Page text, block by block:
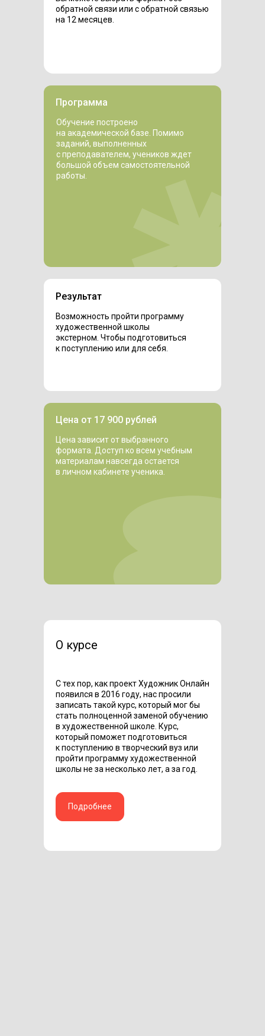
Цена от 17 900 рублей
Цена зависит от выбранного
формата. Доступ ко всем учебным
материалам навсегда остается
в личном кабинете ученика.
обратной связи или с обратной связью
на 12 месяцев.
Результат
Возможность пройти программу
художественной школы
экстерном. Чтобы подготовиться
к поступлению или для себя.
Обучение построено
на академической базе. Помимо
заданий, выполненных
с преподавателем, учеников ждет
большой объем самостоятельной
работы.
Программа
О курсе
С тех пор, как проект Художник Онлайн
появился в 2016 году, нас просили
записать такой курс, который мог бы
стать полноценной заменой обучению
в художественной школе. Курс,
который поможет подготовиться
к поступлению в творческий вуз или
пройти программу художественной
школы не за несколько лет, а за год.
Подробнее